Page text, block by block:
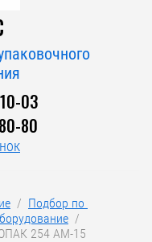
03
80
  /
Подбор по
  /
254 АМ-15